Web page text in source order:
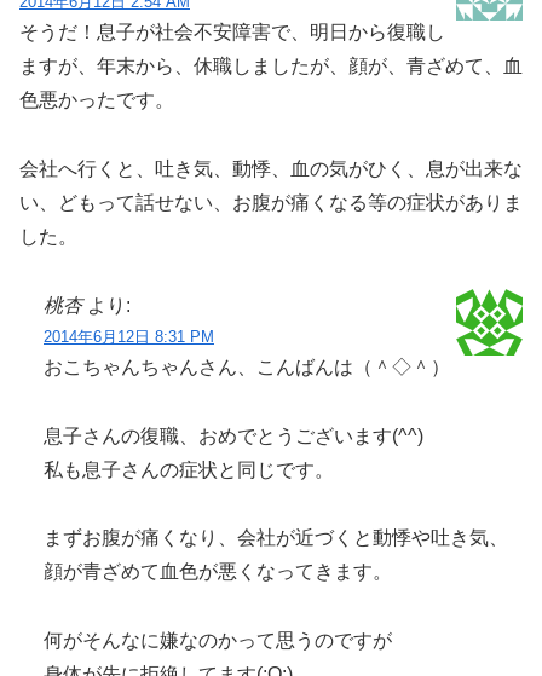
そうだ！息子が社会不安障害で、明日から復職し
ますが、年末から、休職しましたが、顔が、青ざめて、血
色悪かったです。
会社へ行くと、吐き気、動悸、血の気がひく、息が出来な
い、どもって話せない、お腹が痛くなる等の症状がありま
した。
桃杏 より:
2014年6月12日 8:31 PM
おこちゃんちゃんさん、こんばんは（＾◇＾）
息子さんの復職、おめでとうございます(^^)
私も息子さんの症状と同じです。
まずお腹が痛くなり、会社が近づくと動悸や吐き気、
顔が青ざめて血色が悪くなってきます。
何がそんなに嫌なのかって思うのですが